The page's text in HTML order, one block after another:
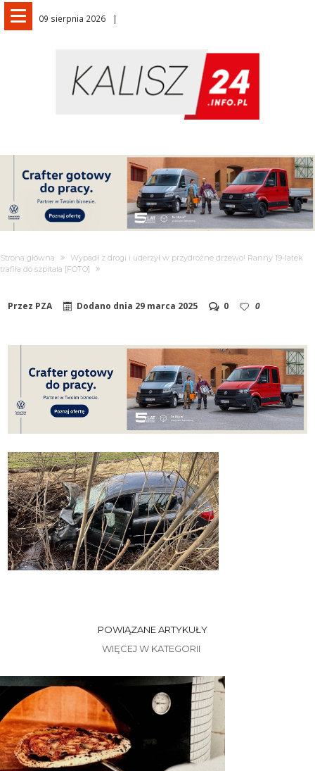
09 sierpnia 2026
Strona główna
Wypadł z drogi i uderzył w przydrożne drzewo! Ranny 19-latek
trafiła do szpitala [FOTO]
Przez PZA Dodano dnia 29 marca 2025 0 0
POWIĄZANE ARTYKUŁY
WIĘCEJ W KATEGORII